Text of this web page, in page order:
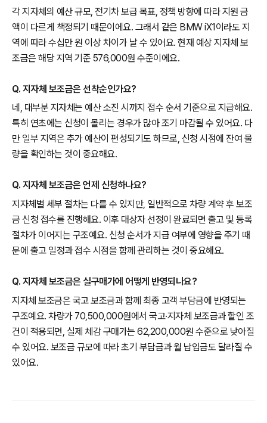
각 지자체의 예산 규모, 전기차 보급 목표, 정책 방향에 따라 지원 금
액이 다르게 책정되기 때문이에요. 그래서 같은 BMW iX1이라도 지
역에 따라 수십만 원 이상 차이가 날 수 있어요. 현재 예상 지자체 보
조금은 해당 지역 기준 576,000원 수준이에요.
Q. 지자체 보조금은 선착순인가요?
네, 대부분 지자체는 예산 소진 시까지 접수 순서 기준으로 지급해요.
특히 연초에는 신청이 몰리는 경우가 많아 조기 마감될 수 있어요. 다
만 일부 지역은 추가 예산이 편성되기도 하므로, 신청 시점에 잔여 물
량을 확인하는 것이 중요해요.
Q. 지자체 보조금은 언제 신청하나요?
지자체별 세부 절차는 다를 수 있지만, 일반적으로 차량 계약 후 보조
금 신청 접수를 진행해요. 이후 대상자 선정이 완료되면 출고 및 등록
절차가 이어지는 구조예요. 신청 순서가 지급 여부에 영향을 주기 때
문에 출고 일정과 접수 시점을 함께 관리하는 것이 중요해요.
Q. 지자체 보조금은 실구매가에 어떻게 반영되나요?
지자체 보조금은 국고 보조금과 함께 최종 고객 부담금에 반영되는
구조예요. 차량가 70,500,000원에서 국고·지자체 보조금과 할인 조
건이 적용되면, 실제 체감 구매가는 62,200,000원 수준으로 낮아질
수 있어요. 보조금 규모에 따라 초기 부담금과 월 납입금도 달라질 수
있어요.